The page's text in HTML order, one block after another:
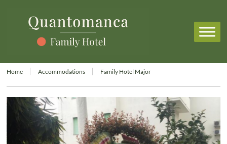
Home Accommodations Family Hotel Major